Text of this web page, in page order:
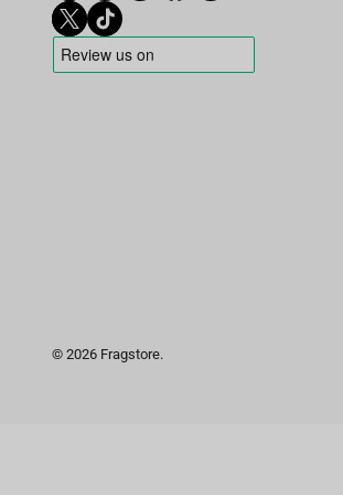
© 2026 Fragstore.